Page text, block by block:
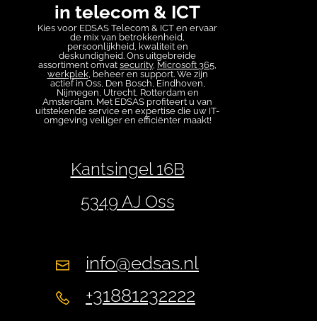
in telecom & ICT
Kies voor EDSAS Telecom & ICT en ervaar
de mix van betrokkenheid,
persoonlijkheid, kwaliteit en
deskundigheid. Ons uitgebreide
assortiment omvat security, Microsoft 365
werkplek, beheer en support. We zijn
actief in Oss, Den Bosch, Eindhoven,
Nijmegen, Utrecht, Rotterdam en
Amsterdam. Met EDSAS profiteert u van
uitstekende service en expertise die uw IT-
omgeving veiliger en efficiënter maakt!
Kantsingel 16B
5349 AJ Oss
info@edsas.nl
+31881232222